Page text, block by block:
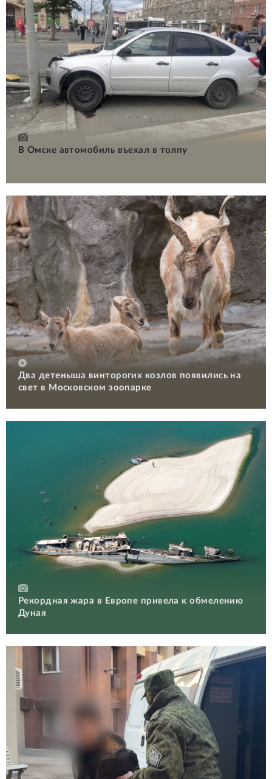
В Омске автомобиль въехал в толпу
Два детеныша винторогих козлов появились на
свет в Московском зоопарке
Рекордная жара в Европе привела к обмелению
Дуная